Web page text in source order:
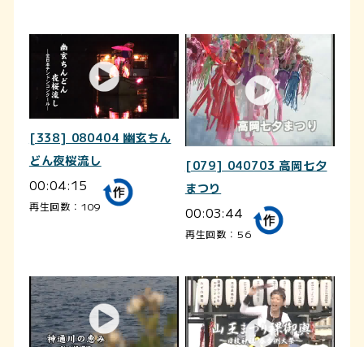
[338] 080404 幽玄ちん
どん夜桜流し
00:04:15
再生回数：109
[079] 040703 高岡七夕
まつり
00:03:44
再生回数：56